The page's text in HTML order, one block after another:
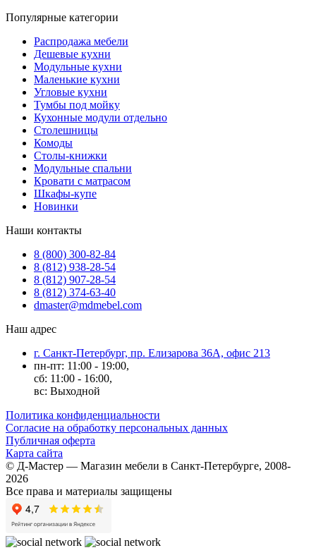
Популярные категории
Распродажа мебели
Дешевые кухни
Модульные кухни
Маленькие кухни
Угловые кухни
Тумбы под мойку
Кухонные модули отдельно
Столешницы
Комоды
Столы-книжки
Модульные спальни
Кровати с матрасом
Шкафы-купе
Новинки
Наши контакты
8 (800) 300-82-84
8 (812) 938-28-54
8 (812) 907-28-54
8 (812) 374-63-40
dmaster@mdmebel.com
Наш адрес
г. Санкт-Петербург, пр. Елизарова 36А, офис 213
пн-пт: 11:00 - 19:00,
сб: 11:00 - 16:00,
вс: Выходной
Политика конфиденциальности
Согласие на обработку персональных данных
Публичная оферта
Карта сайта
© Д-Мастер — Магазин мебели в Санкт-Петербурге, 2008-
2026
Все права и материалы защищены